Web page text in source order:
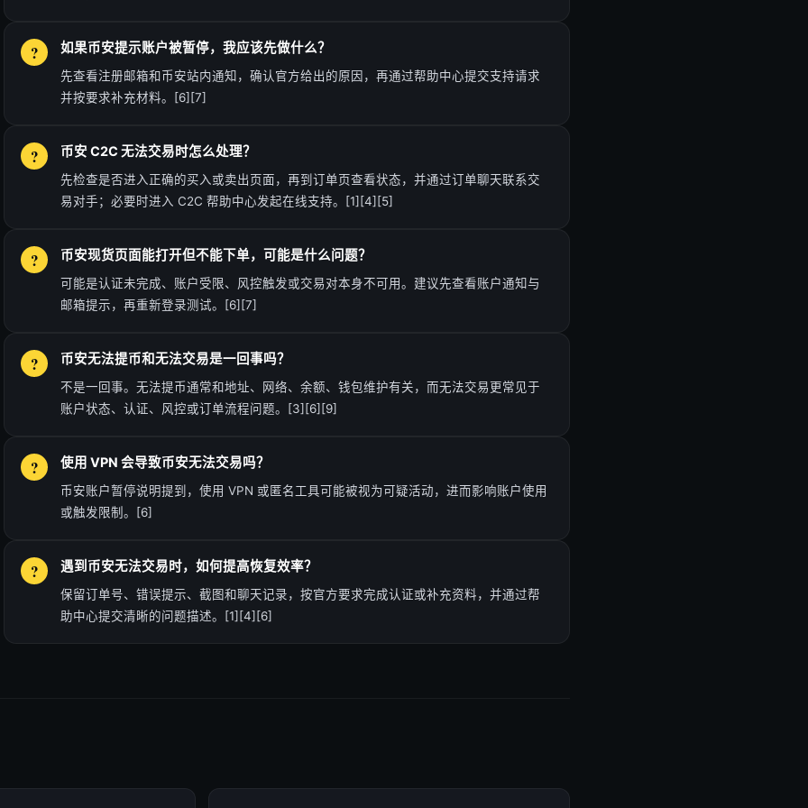
如果币安提示账户被暂停，我应该先做什么？
先查看注册邮箱和币安站内通知，确认官方给出的原因，再通过帮助中心提交支持请求
并按要求补充材料。[6][7]
币安 C2C 无法交易时怎么处理？
先检查是否进入正确的买入或卖出页面，再到订单页查看状态，并通过订单聊天联系交
易对手；必要时进入 C2C 帮助中心发起在线支持。[1][4][5]
币安现货页面能打开但不能下单，可能是什么问题？
可能是认证未完成、账户受限、风控触发或交易对本身不可用。建议先查看账户通知与
邮箱提示，再重新登录测试。[6][7]
币安无法提币和无法交易是一回事吗？
不是一回事。无法提币通常和地址、网络、余额、钱包维护有关，而无法交易更常见于
账户状态、认证、风控或订单流程问题。[3][6][9]
使用 VPN 会导致币安无法交易吗？
币安账户暂停说明提到，使用 VPN 或匿名工具可能被视为可疑活动，进而影响账户使用
或触发限制。[6]
遇到币安无法交易时，如何提高恢复效率？
保留订单号、错误提示、截图和聊天记录，按官方要求完成认证或补充资料，并通过帮
助中心提交清晰的问题描述。[1][4][6]